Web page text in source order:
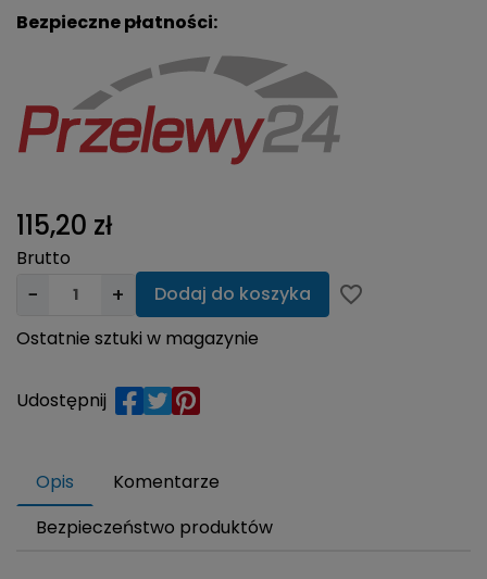
Bezpieczne płatności:
115,20 zł
Brutto
− + Dodaj do koszyka favorite_border
Ostatnie sztuki w magazynie
Udostępnij
Opis
Komentarze
Bezpieczeństwo produktów